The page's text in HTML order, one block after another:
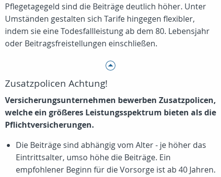
Pflegetagegeld sind die Beiträge deutlich höher. Unter
Umständen gestalten sich Tarife hingegen flexibler,
indem sie eine Todesfallleistung ab dem 80. Lebensjahr
oder Beitragsfreistellungen einschließen.
Zusatzpolicen Achtung!
Versicherungsunternehmen bewerben Zusatzpolicen,
welche ein größeres Leistungsspektrum bieten als die
Pflichtversicherungen.
Die Beiträge sind abhängig vom Alter - je höher das
Eintrittsalter, umso höhe die Beiträge. Ein
empfohlener Beginn für die Vorsorge ist ab 40 Jahren.